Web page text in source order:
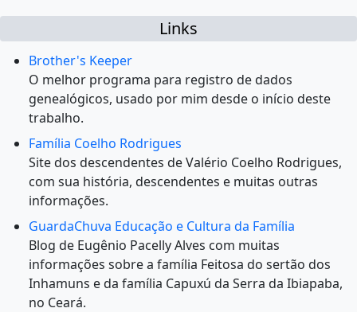
Links
Brother's Keeper
O melhor programa para registro de dados
genealógicos, usado por mim desde o início deste
trabalho.
Família Coelho Rodrigues
Site dos descendentes de Valério Coelho Rodrigues,
com sua história, descendentes e muitas outras
informações.
GuardaChuva Educação e Cultura da Família
Blog de Eugênio Pacelly Alves com muitas
informações sobre a família Feitosa do sertão dos
Inhamuns e da família Capuxú da Serra da Ibiapaba,
no Ceará.